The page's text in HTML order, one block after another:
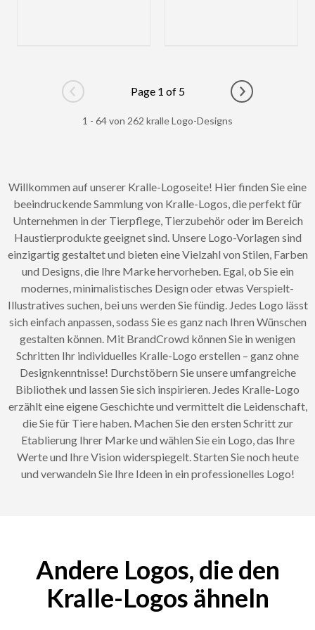
Go to previous page
Page 1 of 5
Go to next
1 - 64 von 262 kralle Logo-Designs
Willkommen auf unserer Kralle-Logoseite! Hier finden Sie eine
beeindruckende Sammlung von Kralle-Logos, die perfekt für
Unternehmen in der Tierpflege, Tierzubehör oder im Bereich
Haustierprodukte geeignet sind. Unsere Logo-Vorlagen sind
einzigartig gestaltet und bieten eine Vielzahl von Stilen, Farben
und Designs, die Ihre Marke hervorheben. Egal, ob Sie ein
modernes, minimalistisches Design oder etwas Verspielt-
Illustratives suchen, bei uns werden Sie fündig. Jedes Logo lässt
sich einfach anpassen, sodass Sie es ganz nach Ihren Wünschen
gestalten können. Mit BrandCrowd können Sie in wenigen
Schritten Ihr individuelles Kralle-Logo erstellen – ganz ohne
Designkenntnisse! Durchstöbern Sie unsere umfangreiche
Bibliothek und lassen Sie sich inspirieren. Jedes Kralle-Logo
erzählt eine eigene Geschichte und vermittelt die Leidenschaft,
die Sie für Tiere haben. Machen Sie den ersten Schritt zur
Etablierung Ihrer Marke und wählen Sie ein Logo, das Ihre
Werte und Ihre Vision widerspiegelt. Starten Sie noch heute
und verwandeln Sie Ihre Ideen in ein professionelles Logo!
Andere Logos, die den
Kralle-Logos ähneln